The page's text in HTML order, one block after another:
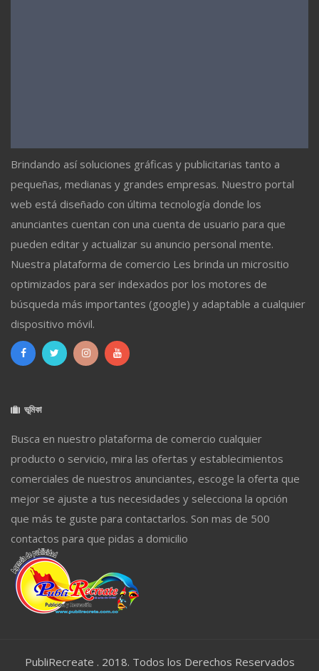
Brindando así soluciones gráficas y publicitarias tanto a
pequeñas, medianas y grandes empresas. Nuestro portal
web está diseñado con última tecnología donde los
anunciantes cuentan con una cuenta de usuario para que
pueden editar y actualizar su anuncio personal mente.
Nuestra plataforma de comercio Les brinda un micrositio
optimizados para ser indexados por los motores de
búsqueda más importantes (google) y adaptable a cualquier
dispositivo móvil.
ভূমিকা
Busca en nuestro plataforma de comercio cualquier
producto o servicio, mira las ofertas y establecimientos
comerciales de nuestros anunciantes, escoge la oferta que
mejor se ajuste a tus necesidades y selecciona la opción
que más te guste para contactarlos. Son mas de 500
contactos para que pidas a domicilio
PubliRecreate . 2018. Todos los Derechos Reservados